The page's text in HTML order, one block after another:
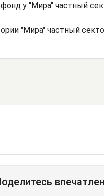
у "Мира" частный
"Мира" частный